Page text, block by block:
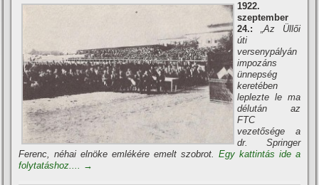
1922.
szeptember
24.:
„Az Üllői
úti
versenypályán
impozáns
ünnepség
keretében
leplezte le ma
délután az
FTC
vezetősége a
dr. Springer
Ferenc, néhai elnöke emlékére emelt szobrot. Egy kattintás ide a
folytatáshoz.... →